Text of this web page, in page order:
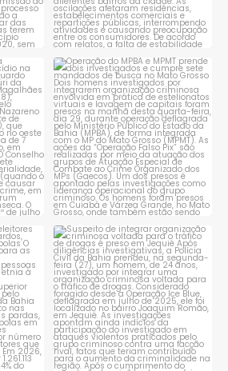
...
Operação do MPBA e MPMT
prende dois investigados e...
1 0
...
Suspeito de integrar
organização criminosa
voltada...
1 0